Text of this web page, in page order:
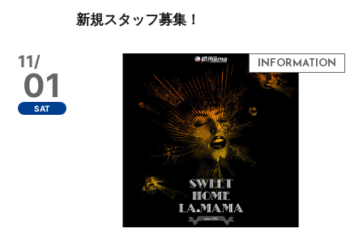
新規スタッフ募集！
11/
01
SAT